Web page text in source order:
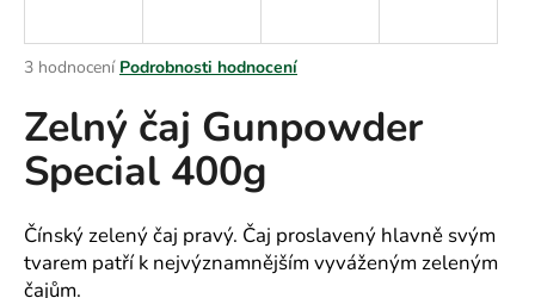
Průměrné
produktu
je
4,7
z
hvězdiček.
3 hodnocení Podrobnosti hodnocení
Zelný čaj Gunpowder
Special 400g
Čínský zelený čaj pravý. Čaj proslavený hlavně svým
tvarem patří k nejvýznamnějším vyváženým zeleným
čajům.
j
t
?
HLEDAT